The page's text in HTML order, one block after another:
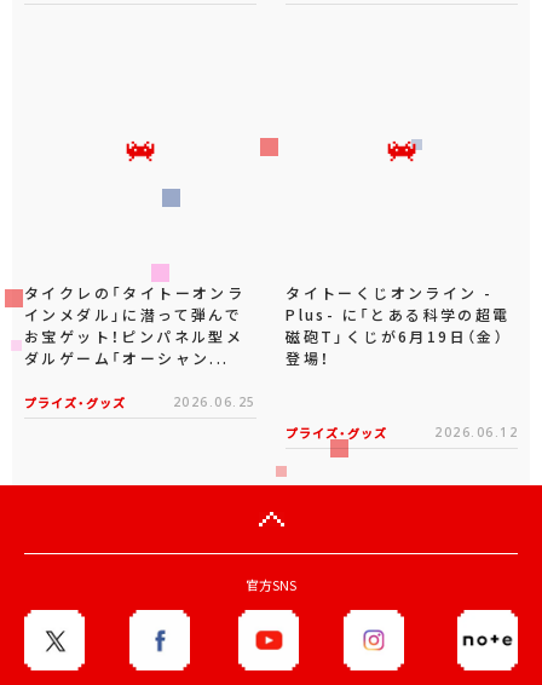
タイクレの「タイトーオンラ
インメダル」に潜って弾んで
お宝ゲット！ピンパネル型メ
ダルゲーム「オーシャン...
プライズ・グッズ 2026.06.25
タイトーくじオンライン -
Plus- に「とある科学の超電
磁砲T」くじが6月19日（金）
登場！
プライズ・グッズ 2026.06.12
官方SNS